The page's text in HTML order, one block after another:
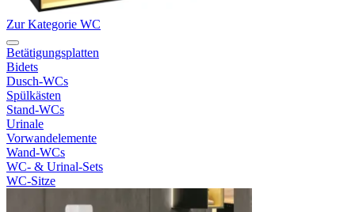
Zur Kategorie WC
Betätigungsplatten
Bidets
Dusch-WCs
Spülkästen
Stand-WCs
Urinale
Vorwandelemente
Wand-WCs
WC- & Urinal-Sets
WC-Sitze